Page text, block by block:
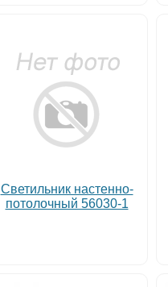
Светильник настенно-
потолочный 56030-1